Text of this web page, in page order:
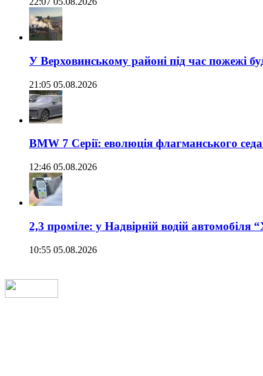
У Верховинському районі під час пожежі
21:05 05.08.2026
BMW 7 Серії: еволюція флагманського
12:46 05.08.2026
2,3 проміле: у Надвірній водій
10:55 05.08.2026